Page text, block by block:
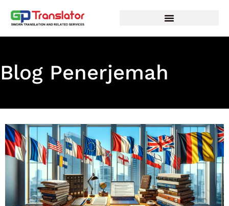
Blog Penerjemah